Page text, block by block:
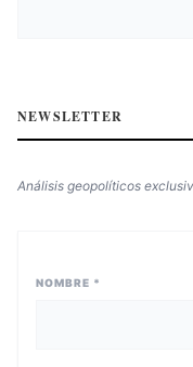
NEWSLETTER
Análisis geopolíticos
NOMBRE *